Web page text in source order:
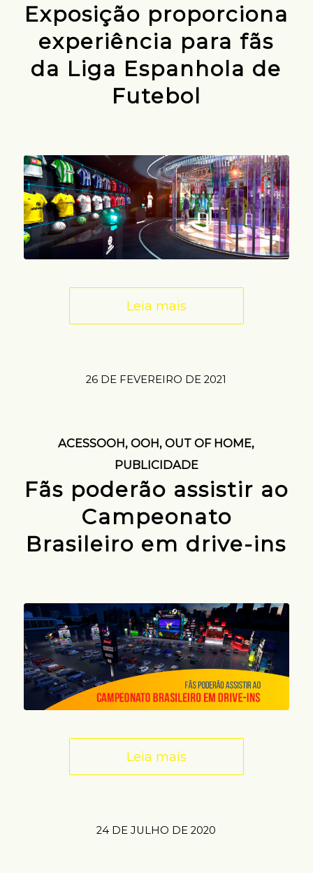
Exposição proporciona
experiência para fãs
da Liga Espanhola de
Futebol
Leia mais
26 DE FEVEREIRO DE 2021
ACESSOOH,OOH,OUT OF HOME,
PUBLICIDADE
Fãs poderão assistir ao
Campeonato
Brasileiro em drive-ins
Leia mais
24 DE JULHO DE 2020